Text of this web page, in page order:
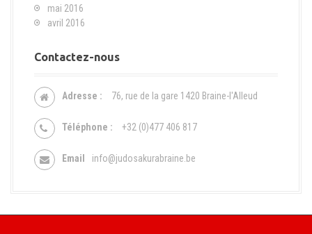
mai 2016
avril 2016
Contactez-nous
Adresse : 76, rue de la gare 1420 Braine-l'Alleud
Téléphone : +32 (0)477 406 817
Email info@judosakurabraine.be